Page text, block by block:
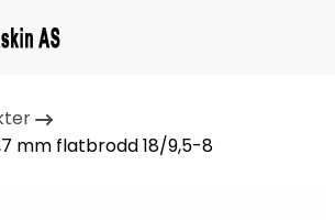
mm flatbrodd 18/9,5-8